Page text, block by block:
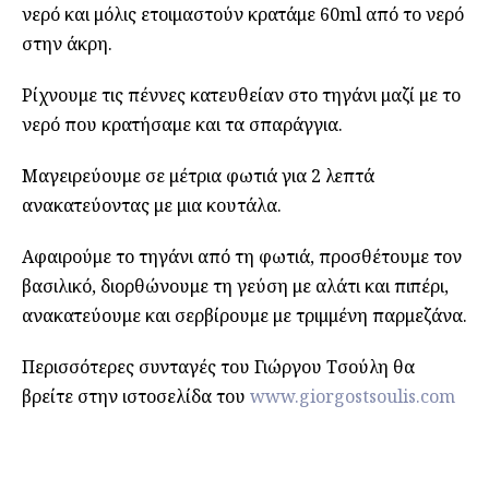
νερό και μόλις ετοιμαστούν κρατάμε 60ml από το νερό
στην άκρη.
Ρίχνουμε τις πέννες κατευθείαν στο τηγάνι μαζί με το
νερό που κρατήσαμε και τα σπαράγγια.
Μαγειρεύουμε σε μέτρια φωτιά για 2 λεπτά
ανακατεύοντας με μια κουτάλα.
Αφαιρούμε το τηγάνι από τη φωτιά, προσθέτουμε τον
βασιλικό, διορθώνουμε τη γεύση με αλάτι και πιπέρι,
ανακατεύουμε και σερβίρουμε με τριμμένη παρμεζάνα.
Περισσότερες συνταγές του Γιώργου Τσούλη θα
βρείτε στην ιστοσελίδα του www.giorgostsoulis.com